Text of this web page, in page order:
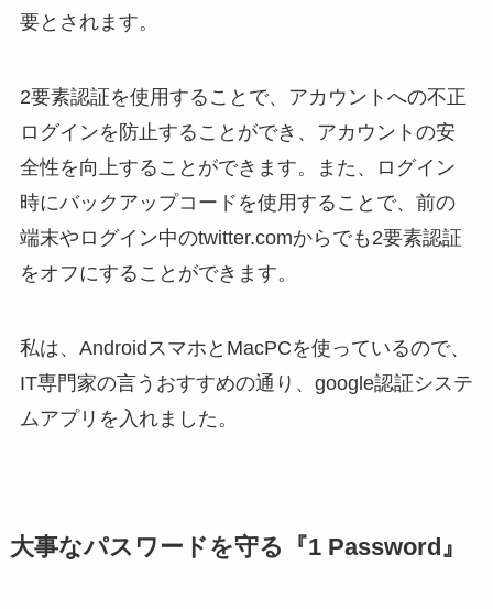
要とされます。
2要素認証を使用することで、アカウントへの不正
ログインを防止することができ、アカウントの安
全性を向上することができます。また、ログイン
時にバックアップコードを使用することで、前の
端末やログイン中のtwitter.comからでも2要素認証
をオフにすることができます。
私は、AndroidスマホとMacPCを使っているので、
IT専門家の言うおすすめの通り、google認証システ
ムアプリを入れました。
大事なパスワードを守る『1 Password』